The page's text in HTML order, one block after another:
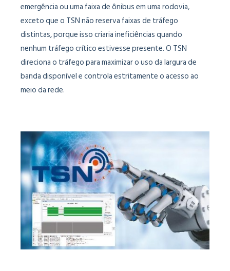
emergência ou uma faixa de ônibus em uma rodovia,
exceto que o TSN não reserva faixas de tráfego
distintas, porque isso criaria ineficiências quando
nenhum tráfego crítico estivesse presente. O TSN
direciona o tráfego para maximizar o uso da largura de
banda disponível e controla estritamente o acesso ao
meio da rede.